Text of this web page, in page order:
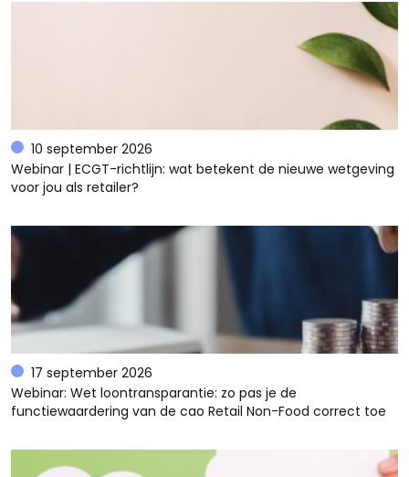
10 september 2026
Webinar | ECGT-richtlijn: wat betekent de nieuwe wetgeving
voor jou als retailer?
17 september 2026
Webinar: Wet loontransparantie: zo pas je de
functiewaardering van de cao Retail Non-Food correct toe